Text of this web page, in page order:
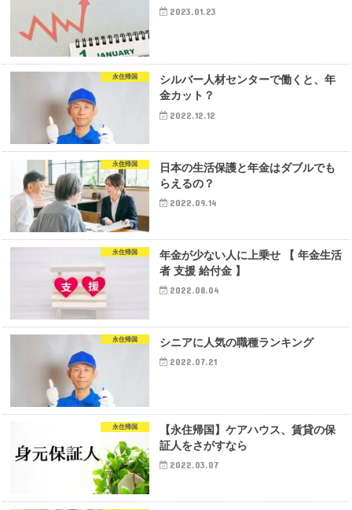
2023.01.23
永住帰国
シルバー人材センターで働くと、年
金カット？
2022.12.12
永住帰国
日本の生活保護と年金はダブルでも
らえるの？
2022.09.14
永住帰国
年金が少ない人に上乗せ 【 年金生活
者 支援 給付金 】
2022.08.04
永住帰国 シニアに人気の職種ランキング
2022.07.21
永住帰国
【永住帰国】ケアハウス、賃貸の保
証人をさがすなら
2022.03.07